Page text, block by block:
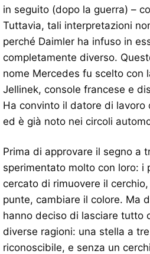
in seguito (dopo la guerra) –
Tuttavia, tali interpretazioni
perché Daimler ha infuso in
completamente diverso.
nome Mercedes fu scelto con
Jellinek, console francese e
Ha convinto il datore di lavoro
ed è già noto nei circoli
Prima di approvare il segno a
sperimentato molto con loro: i
cercato di rimuovere il
punte, cambiare il colore. Ma
hanno deciso di lasciare tutto
diverse ragioni: una stella a
riconoscibile, e senza un